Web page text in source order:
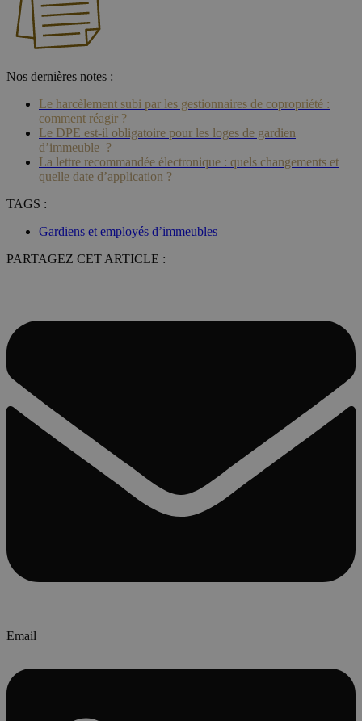
Nos dernières notes :
Le harcèlement subi par les gestionnaires de copropriété :
comment réagir ?
Le DPE est-il obligatoire pour les loges de gardien
d’immeuble ?
La lettre recommandée électronique : quels changements et
quelle date d’application ?
TAGS :
Gardiens et employés d’immeubles
PARTAGEZ CET ARTICLE :
Email